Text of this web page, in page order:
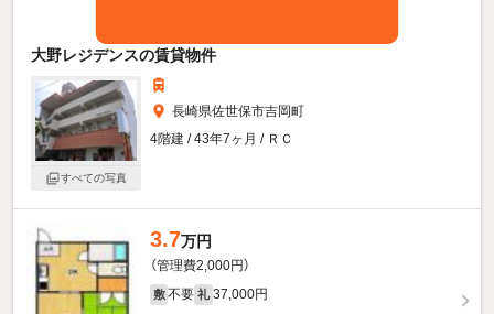
大野レジデンスの賃貸物件
すべての写真
長崎県佐世保市吉岡町
4階建 / 43年7ヶ月 / ＲＣ
3.7万円
（管理費2,000円）
敷 不要 礼 37,000円